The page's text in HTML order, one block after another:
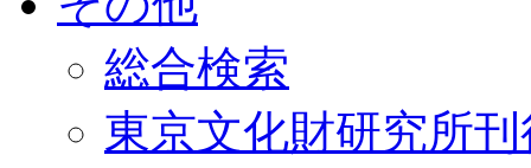
総合検索
東京文化財研究所